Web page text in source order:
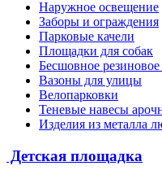
Наружное освещение
Заборы и ограждения
Парковые качели
Площадки для собак
Бесшовное
Вазоны для улицы
Велопарковки
Теневые навесы
Изделия из металла
Детская площадка